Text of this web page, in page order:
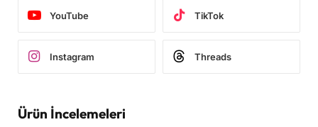
YouTube TikTok
Instagram Threads
Ürün İncelemeleri